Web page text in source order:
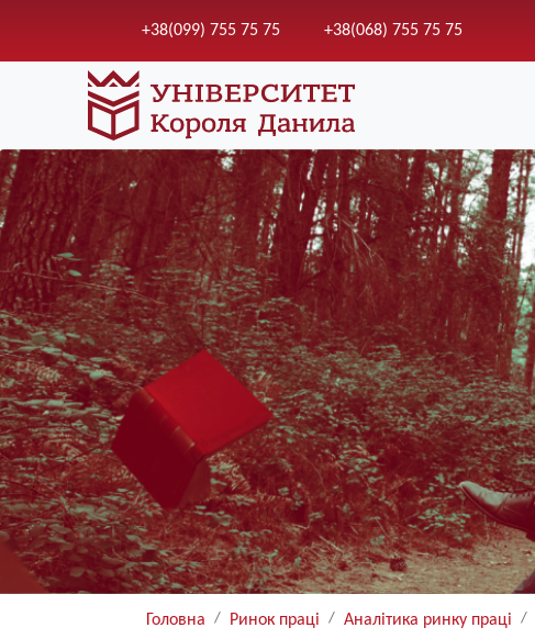
+38(099) 755 75 75 +38(068) 755 75 75
Головна Ринок праці Аналітика ринку праці